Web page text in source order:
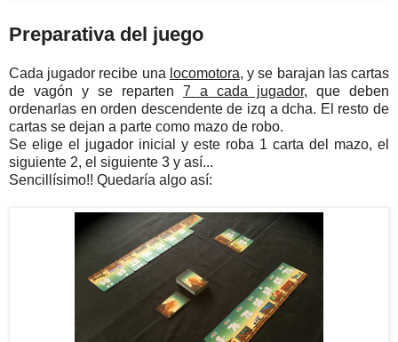
Preparativa del juego
Cada jugador recibe una locomotora, y se barajan las cartas
de vagón y se reparten 7 a cada jugador, que deben
ordenarlas en orden descendente de izq a dcha. El resto de
cartas se dejan a parte como mazo de robo.
Se elige el jugador inicial y este roba 1 carta del mazo, el
siguiente 2, el siguiente 3 y así...
Sencillísimo!! Quedaría algo así: